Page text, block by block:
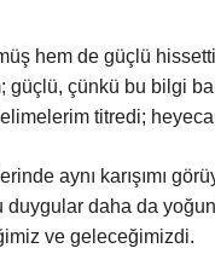
hem de güçlü
güçlü, çünkü bu bilgi
titredi;
aynı karışımı
duygular daha da
ve geleceğimizdi.